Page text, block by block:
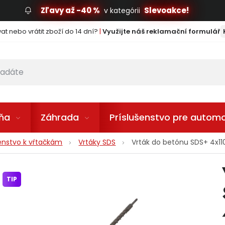
Zľavy až -40 % v kategórii Slevoakce!
nebo vrátit zboží do 14 dní? | Využijte náš reklamační formulář
Záhrada Príslušenstvo pre
k vŕtačkám Vrtáky SDS Vrták do betónu SDS+
TIP